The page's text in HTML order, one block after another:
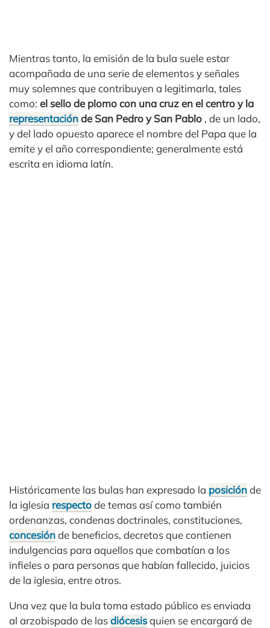
Mientras tanto, la emisión de la bula suele estar
acompañada de una serie de elementos y señales
muy solemnes que contribuyen a legitimarla, tales
como: el sello de plomo con una cruz en el centro y la
representaciónde San Pedro y San Pablo , de un lado,
y del lado opuesto aparece el nombre del Papa que la
emite y el año correspondiente; generalmente está
escrita en idioma latín.
Históricamente las bulas han expresado la posiciónde
la iglesia respectode temas así como también
ordenanzas, condenas doctrinales, constituciones,
concesiónde beneficios, decretos que contienen
indulgencias para aquellos que combatían a los
infieles o para personas que habían fallecido, juicios
de la iglesia, entre otros.
Una vez que la bula toma estado público es enviada
al arzobispado de lasdiócesisquien se encargará de